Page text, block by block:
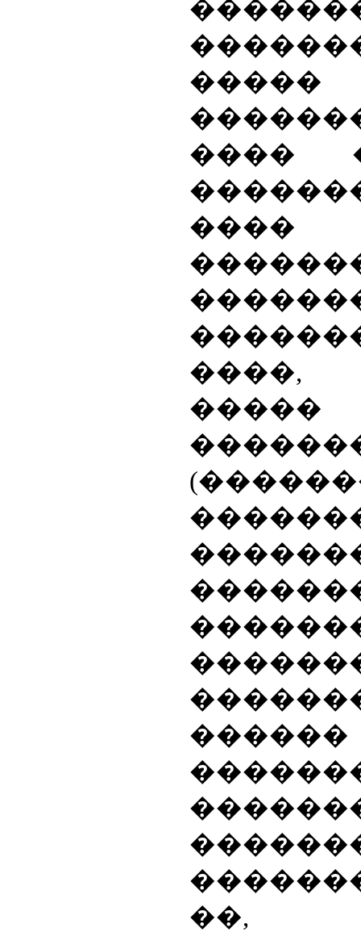
�����
����
����,
������